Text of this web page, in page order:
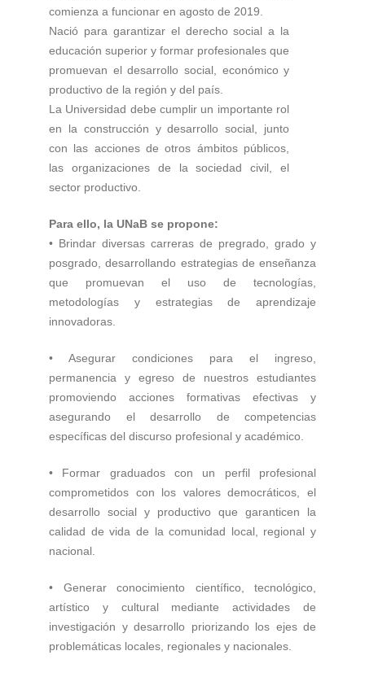
comienza a funcionar en agosto de 2019.
Nació para garantizar el derecho social a la
educación superior y formar profesionales que
promuevan el desarrollo social, económico y
productivo de la región y del país.
La Universidad debe cumplir un importante rol
en la construcción y desarrollo social, junto
con las acciones de otros ámbitos públicos,
las organizaciones de la sociedad civil, el
sector productivo.
Para ello, la UNaB se propone:
• Brindar diversas carreras de pregrado, grado y
posgrado, desarrollando estrategias de enseñanza
que promuevan el uso de tecnologías,
metodologías y estrategias de aprendizaje
innovadoras.
• Asegurar condiciones para el ingreso,
permanencia y egreso de nuestros estudiantes
promoviendo acciones formativas efectivas y
asegurando el desarrollo de competencias
específicas del discurso profesional y académico.
• Formar graduados con un perfil profesional
comprometidos con los valores democráticos, el
desarrollo social y productivo que garanticen la
calidad de vida de la comunidad local, regional y
nacional.
• Generar conocimiento científico, tecnológico,
artístico y cultural mediante actividades de
investigación y desarrollo priorizando los ejes de
problemáticas locales, regionales y nacionales.